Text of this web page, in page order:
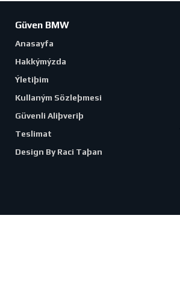
Güven BMW
Anasayfa
Hakkýmýzda
Ýletiþim
Kullaným Sözleþmesi
Güvenli Aliþveriþ
Teslimat
Design By Raci Taþan